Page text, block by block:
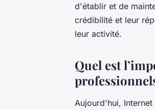
d'établir et de
crédibilité et leur
leur activité.
Quel est
Aujourd'hui,